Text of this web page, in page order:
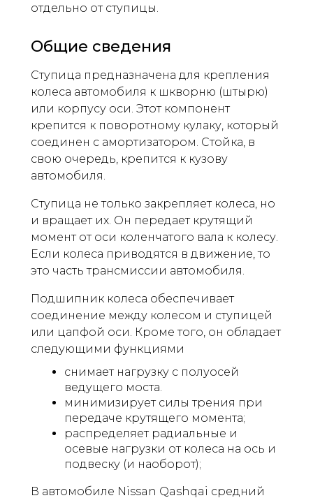
отдельно от ступицы.
Общие сведения
Ступица предназначена для крепления
колеса автомобиля к шкворню (штырю)
или корпусу оси. Этот компонент
крепится к поворотному кулаку, который
соединен с амортизатором. Стойка, в
свою очередь, крепится к кузову
автомобиля.
Ступица не только закрепляет колеса, но
и вращает их. Он передает крутящий
момент от оси коленчатого вала к колесу.
Если колеса приводятся в движение, то
это часть трансмиссии автомобиля.
Подшипник колеса обеспечивает
соединение между колесом и ступицей
или цапфой оси. Кроме того, он обладает
следующими функциями
снимает нагрузку с полуосей
ведущего моста.
минимизирует силы трения при
передаче крутящего момента;
распределяет радиальные и
осевые нагрузки от колеса на ось и
подвеску (и наоборот);
В автомобиле Nissan Qashqai средний